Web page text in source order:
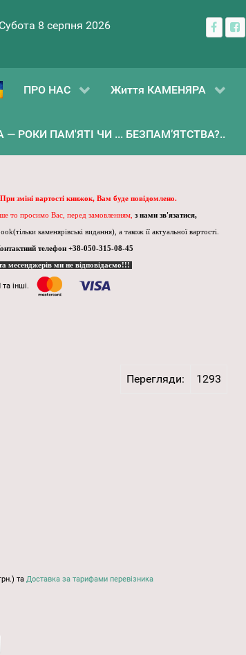
Субота 8 серпня 2026
ПРО НАС Життя КАМЕНЯРА
— РОКИ ПАМ'ЯТІ ЧИ ... БЕЗПАМ’ЯТСТВА?..
зміні вартості книжок, Вам буде повідомлено.
то просимо Вас, перед замовленням, з нами зв'язатися,
каменярівські видання), а також її актуальної вартості.
телефон +38-050-315-08-45
месенджерів ми не відповідаємо!!!
інші.
Перегляди: 1293
та Доставка за тарифами перевізника